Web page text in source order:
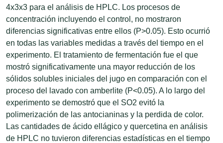
4x3x3 para el análisis de HPLC. Los procesos de
concentración incluyendo el control, no mostraron
diferencias significativas entre ellos (P>0.05). Esto ocurrió
en todas las variables medidas a través del tiempo en el
experimento. El tratamiento de fermentación fue el que
mostró significativamente una mayor reducción de los
sólidos solubles iniciales del jugo en comparación con el
proceso del lavado con amberlite (P<0.05). A lo largo del
experimento se demostró que el SO2 evitó la
polimerización de las antocianinas y la perdida de color.
Las cantidades de ácido ellágico y quercetina en análisis
de HPLC no tuvieron diferencias estadísticas en el tiempo